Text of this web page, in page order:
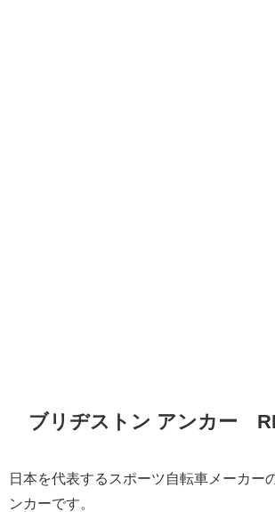
ブリヂストン アンカー
日本を代表するスポーツ自転車メーカー
ンカーです。